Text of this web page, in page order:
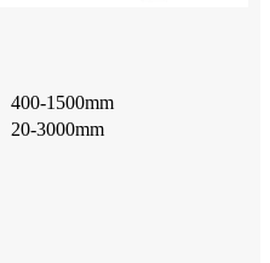
400-1500mm
20-3000mm